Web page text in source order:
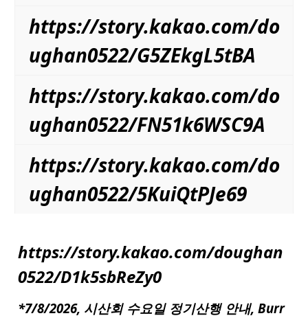
https://story.kakao.com/do
ughan0522/G5ZEkgL5tBA
https://story.kakao.com/do
ughan0522/FN51k6WSC9A
https://story.kakao.com/do
ughan0522/5KuiQtPJe69
https://story.kakao.com/doughan
0522/D1k5sbReZy0
*7/8/2026, 시산회 수요일 정기산행 안내, Burr